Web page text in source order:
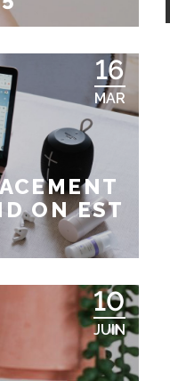
16
MAR
ON EST
10
JUIN